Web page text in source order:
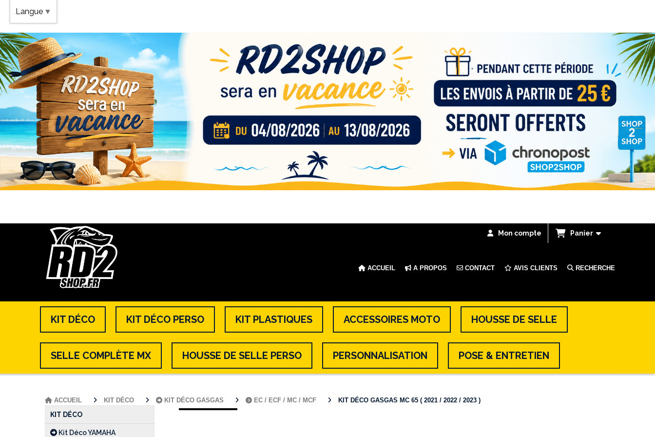
Bandeau
Vacances
Mon compte Panier
ACCUEIL A PROPOS CONTACT AVIS CLIENTS RECHERCHE
KIT DÉCO KIT DÉCO PERSO KIT PLASTIQUES ACCESSOIRES MOTO HOUSSE DE SELLE
SELLE COMPLÈTE MX HOUSSE DE SELLE PERSO PERSONNALISATION POSE & ENTRETIEN
KIT DÉCO
Kit Déco YAMAHA
ACCUEIL KIT DÉCO KIT DÉCO GASGAS EC / ECF / MC / MCF KIT DÉCO GASGAS MC 65 ( 2021 / 2022 / 2023 )
Langue ▼